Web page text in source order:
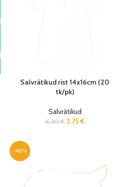
Salvrätikud rist 14x16cm (20
tk/pk)
Salvrätikud
6,20€ 3,75€
-40%